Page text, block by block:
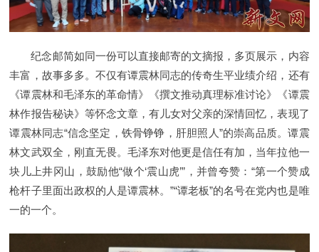
纪念邮简如同一份可以直接邮寄的文摘报，多页展示，内容
丰富，故事多多。不仅有谭震林同志的传奇生平业绩介绍，还有
《谭震林和毛泽东的革命情》《撰文推动真理标准讨论》《谭震
林作报告秘诀》等怀念文章，有儿女对父亲的深情回忆，表现了
谭震林同志“信念坚定，铁骨铮铮，肝胆照人”的崇高品质。谭震
林文武双全，刚直无畏。毛泽东对他更是信任有加，当年拉他一
块儿上井冈山，鼓励他“做个‘震山虎’”，并曾夸赞：“第一个赞成
枪杆子里面出政权的人是谭震林。”“谭老板”的名号在党内也是唯
一的一个。